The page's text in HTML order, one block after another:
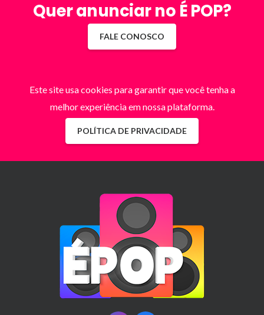
Quer anunciar no É POP?
FALE CONOSCO
Este site usa cookies para garantir que você tenha a
melhor experiência em nossa plataforma.
POLÍTICA DE PRIVACIDADE